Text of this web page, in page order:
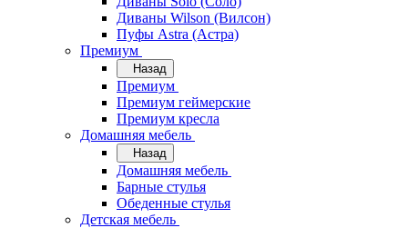
Диваны Wilson (Вилсон)
Пуфы Astra (Астра)
Премиум
Назад
Премиум
Премиум геймерские
Премиум кресла
Домашняя мебель
Назад
Домашняя мебель
Барные стулья
Обеденные стулья
Детская мебель